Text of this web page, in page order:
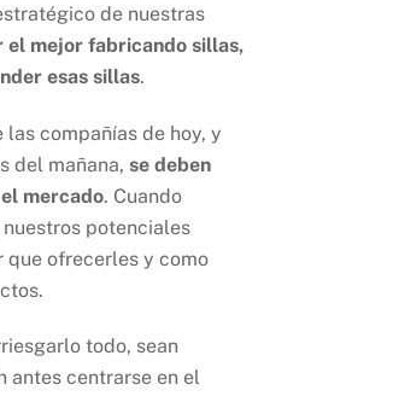
de nuestras
el mejor fabricando sillas,
esas sillas.
compañías de hoy, y
del mañana, se deben
mercado. Cuando
potenciales
que ofrecerles y como
todo, sean
antes centrarse en el